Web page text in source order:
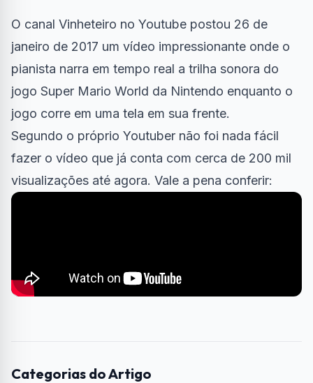
O canal Vinheteiro no Youtube postou 26 de
janeiro de 2017 um vídeo impressionante onde o
pianista narra em tempo real a trilha sonora do
jogo Super Mario World da Nintendo enquanto o
jogo corre em uma tela em sua frente.
Segundo o próprio Youtuber não foi nada fácil
fazer o vídeo que já conta com cerca de 200 mil
visualizações até agora. Vale a pena conferir:
Categorias do Artigo